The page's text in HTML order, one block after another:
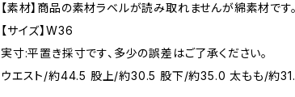
【素材】商品の素材ラベルが読み取れませんが綿素材です。
【サイズ】W36
実寸:平置き採寸です、多少の誤差はご了承ください。
ウエスト/約44.5 股上/約30.5 股下/約35.0 太もも/約